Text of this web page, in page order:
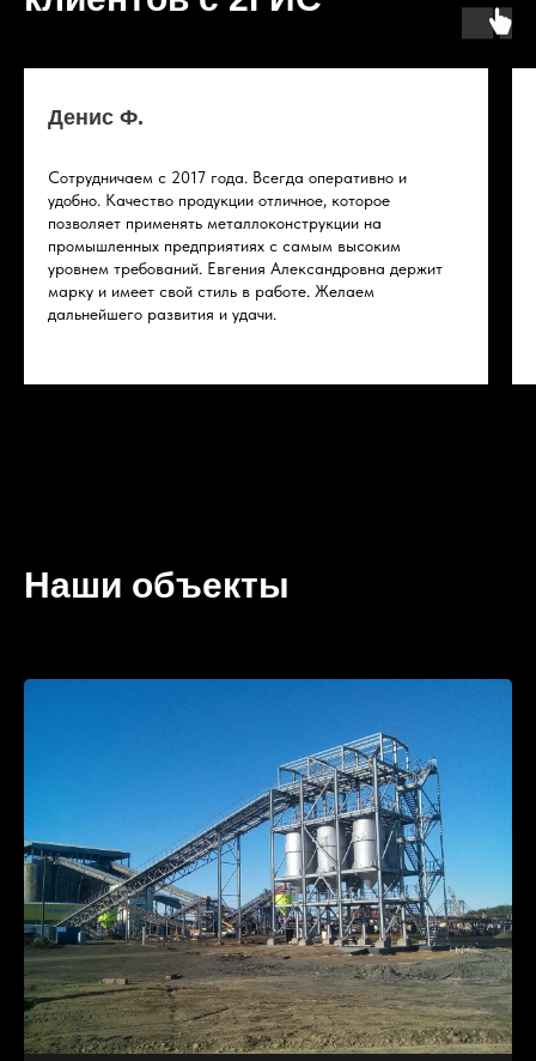
Денис Ф.
Сотрудничаем с 2017 года. Всегда оперативно и
удобно. Качество продукции отличное, которое
позволяет применять металлоконструкции на
промышленных предприятиях с самым высоким
уровнем требований. Евгения Александровна держит
марку и имеет свой стиль в работе. Желаем
дальнейшего развития и удачи.
Наши объекты